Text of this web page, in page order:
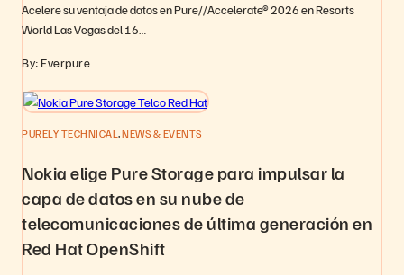
Acelere su ventaja de datos en Pure//Accelerate® 2026 en Resorts
World Las Vegas del 16…
By: Everpure
PURELY TECHNICAL NEWS & EVENTS
Nokia elige Pure Storage para impulsar la
capa de datos en su nube de
telecomunicaciones de última generación en
Red Hat OpenShift